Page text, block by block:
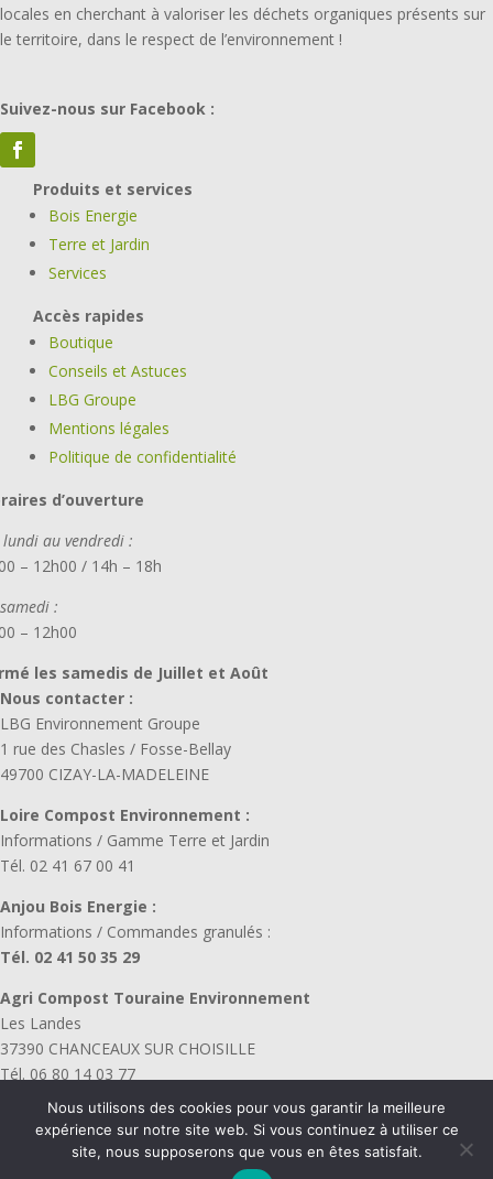
locales en cherchant à valoriser les déchets organiques présents sur
le territoire, dans le respect de l’environnement !
Suivez-nous sur Facebook :
Produits et services
Bois Energie
Terre et Jardin
Services
Accès rapides
Boutique
Conseils et Astuces
LBG Groupe
Mentions légales
Politique de confidentialité
d’ouverture
lundi au vendredi :
– 12h00 / 14h – 18h
:
– 12h00
les samedis de Juillet et Août
Nous contacter :
LBG Environnement Groupe
1 rue des Chasles / Fosse-Bellay
49700 CIZAY-LA-MADELEINE
Loire Compost Environnement :
Informations / Gamme Terre et Jardin
Tél. 02 41 67 00 41
Anjou Bois Energie :
Informations / Commandes granulés :
Tél. 02 41 50 35 29
Agri Compost Touraine Environnement
Les Landes
37390 CHANCEAUX SUR CHOISILLE
Tél. 06 80 14 03 77
Horaires : du lundi au vendredi :
8h-12h – 13h30- 17h30
Nous utilisons des cookies pour vous garantir la meilleure
expérience sur notre site web. Si vous continuez à utiliser ce
site, nous supposerons que vous en êtes satisfait.